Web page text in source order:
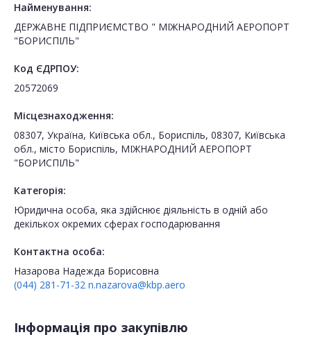
Найменування:
ДЕРЖАВНЕ ПІДПРИЄМСТВО " МІЖНАРОДНИЙ АЕРОПОРТ
"БОРИСПІЛЬ"
Код ЄДРПОУ:
20572069
Місцезнаходження:
08307, Україна, Київська обл., Бориспіль, 08307, Київська
обл., місто Бориспіль, МІЖНАРОДНИЙ АЕРОПОРТ
"БОРИСПІЛЬ"
Категорія:
Юридична особа, яка здійснює діяльність в одній або
декількох окремих сферах господарювання
Контактна особа:
Назарова Надежда Борисовна
(044) 281-71-32 n.nazarova@kbp.aero
Інформація про закупівлю